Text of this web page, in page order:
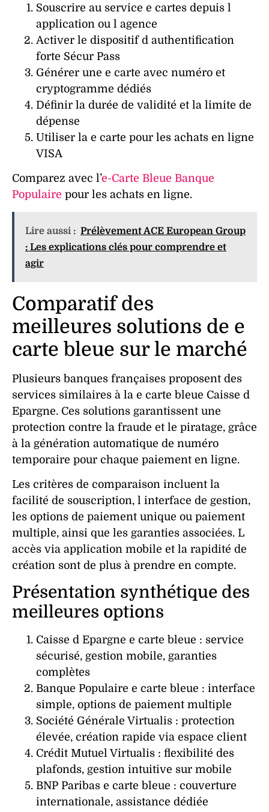
Souscrire au service e cartes depuis l
application ou l agence
Activer le dispositif d authentification
forte Sécur Pass
Générer une e carte avec numéro et
cryptogramme dédiés
Définir la durée de validité et la limite de
dépense
Utiliser la e carte pour les achats en ligne
VISA
Comparez avec l’e-Carte Bleue Banque
Populaire pour les achats en ligne.
Lire aussi : Prélèvement ACE European Group
: Les explications clés pour comprendre et
agir
Comparatif des
meilleures solutions de e
carte bleue sur le marché
Plusieurs banques françaises proposent des
services similaires à la e carte bleue Caisse d
Epargne. Ces solutions garantissent une
protection contre la fraude et le piratage, grâce
à la génération automatique de numéro
temporaire pour chaque paiement en ligne.
Les critères de comparaison incluent la
facilité de souscription, l interface de gestion,
les options de paiement unique ou paiement
multiple, ainsi que les garanties associées. L
accès via application mobile et la rapidité de
création sont de plus à prendre en compte.
Présentation synthétique des
meilleures options
Caisse d Epargne e carte bleue : service
sécurisé, gestion mobile, garanties
complètes
Banque Populaire e carte bleue : interface
simple, options de paiement multiple
Société Générale Virtualis : protection
élevée, création rapide via espace client
Crédit Mutuel Virtualis : flexibilité des
plafonds, gestion intuitive sur mobile
BNP Paribas e carte bleue : couverture
internationale, assistance dédiée